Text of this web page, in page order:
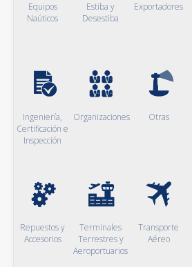
Equipos
Naúticos
Estiba y
Desestiba
Exportadores
Ingeniería,
Certificación e
Inspección
Organizaciones Otras
Repuestos y
Accesorios
Terminales
Terrestres y
Aeroportuarios
Transporte
Aéreo